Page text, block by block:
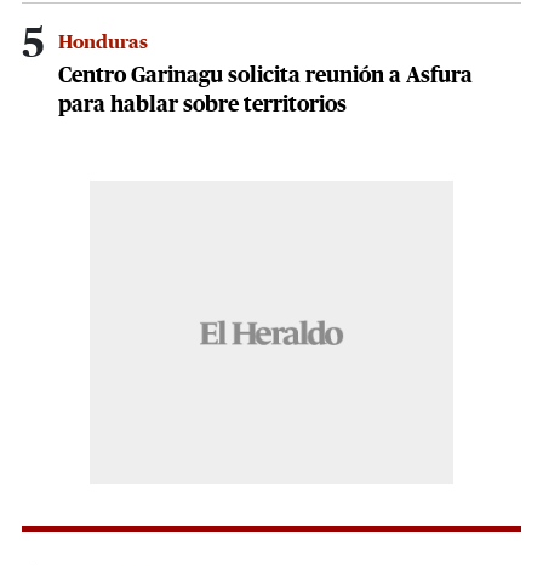
5 Honduras
Centro Garinagu solicita reunión a Asfura
para hablar sobre territorios